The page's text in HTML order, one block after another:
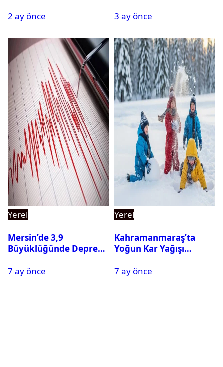
Gözaltına Alındı
2 ay önce
3 ay önce
Yerel
Mersin’de 3,9
Büyüklüğünde Deprem
7 ay önce
Yerel
Kahramanmaraş’ta
Yoğun Kar Yağışı
Tatil
7 ay önce